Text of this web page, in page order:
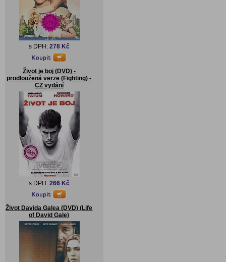
s DPH: 278 Kč
Život je boj (DVD) -
prodloužená verze (Fighting) -
CZ vydání
s DPH: 266 Kč
Život Davida Galea (DVD) (Life
of David Gale)